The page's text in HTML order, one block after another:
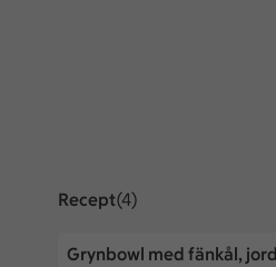
ReceptVisar 4 stycken
(4)
Grynbowl med fänkål,
Grynbowl med fänkål,